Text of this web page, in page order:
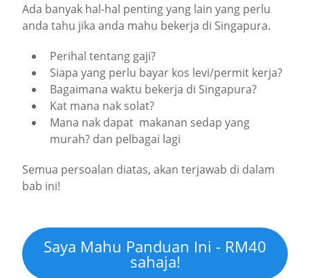
Ada banyak hal-hal penting yang lain yang perlu
anda tahu jika anda mahu bekerja di Singapura.
Perihal tentang gaji?
Siapa yang perlu bayar kos levi/permit kerja?
Bagaimana waktu bekerja di Singapura?
Kat mana nak solat?
Mana nak dapat makanan sedap yang
murah? dan pelbagai lagi
Semua persoalan diatas, akan terjawab di dalam
bab ini!
Saya Mahu Panduan Ini - RM40
sahaja!